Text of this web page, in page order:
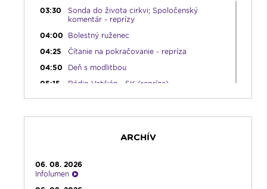
03:30
Sonda do života cirkvi; Spoločenský
komentár - reprízy
04:00
Bolestný ruženec
04:25
Čítanie na pokračovanie - repríza
04:50
Deň s modlitbou
05:15
Rádio Vatikán - SK (repríza)
05:30
Choďte a hlásajte
05:45
Ranné chvály
09:15
Lumenáda
Rozhovor týždňa - repríza
ARCHÍV
06. 08. 2026
Infolumen